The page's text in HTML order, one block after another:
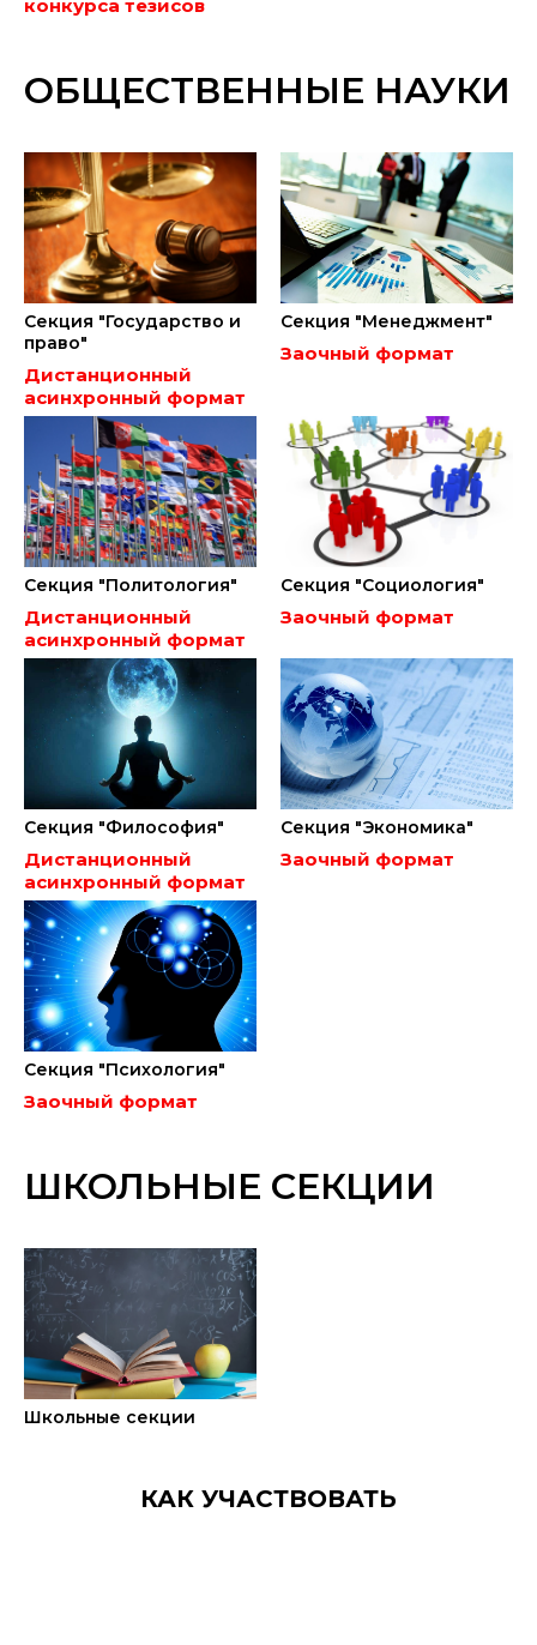
конкурса тезисов
ОБЩЕСТВЕННЫЕ НАУКИ
Секция "Государство и
право"
Дистанционный
асинхронный формат
Секция "Менеджмент"
Заочный формат
Секция "Политология"
Дистанционный
асинхронный формат
Секция "Социология"
Заочный формат
Секция "Философия"
Дистанционный
асинхронный формат
Секция "Экономика"
Заочный формат
Секция "Психология"
Заочный формат
ШКОЛЬНЫЕ СЕКЦИИ
Школьные секции
КАК УЧАСТВОВАТЬ